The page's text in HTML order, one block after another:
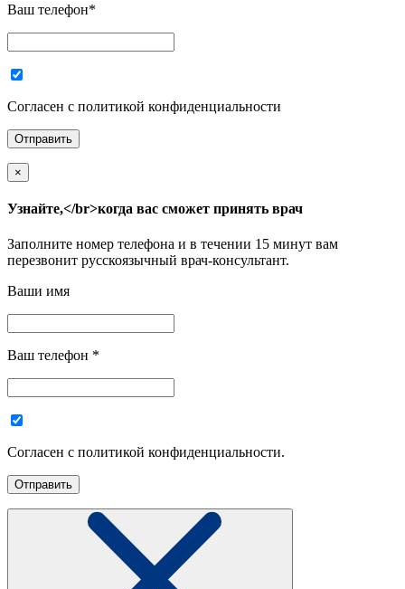
Ваш телефон*
Согласен с политикой конфиденциальности
×
Узнайте,</br>когда вас сможет принять врач
Заполните номер телефона и в течении 15 минут вам
перезвонит русскоязычный врач-консультант.
Ваши имя
Ваш телефон *
Согласен с политикой конфиденциальности.